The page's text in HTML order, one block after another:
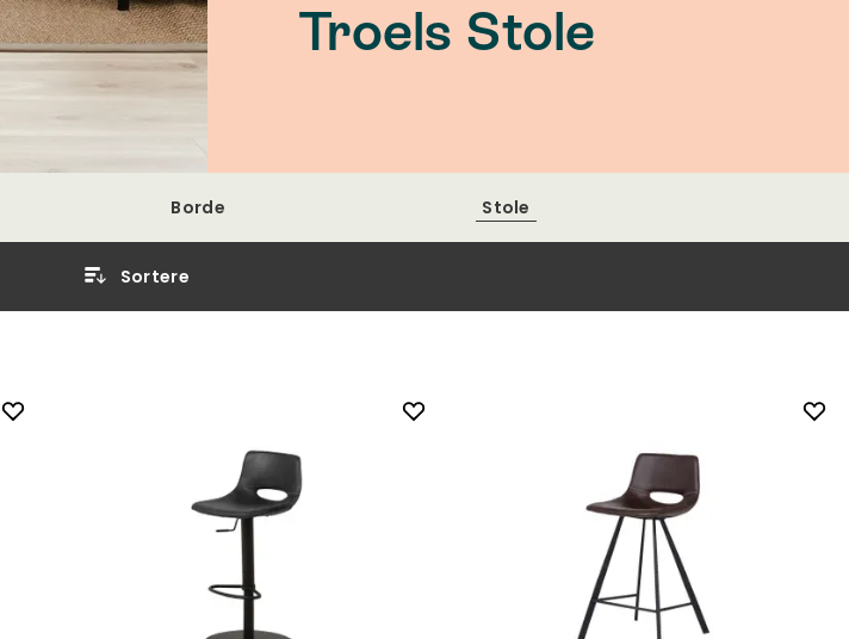
Troels Stole
Borde Stole
Sortere